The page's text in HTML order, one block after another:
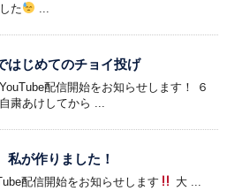
た
はじめてのチョイ投げ
配信開始をお知らせします！ ６
粛あけしてから ...
私が作りました！
配信開始をお知らせします 大 ...